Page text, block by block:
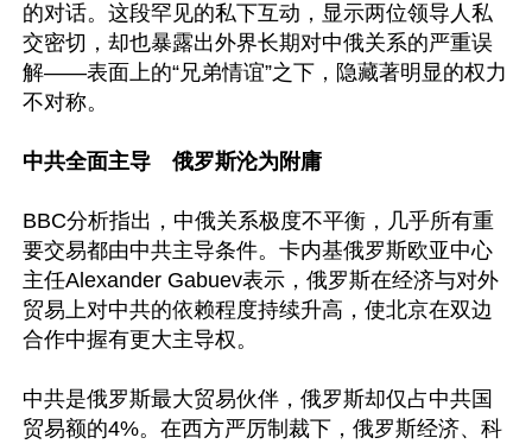
的对话。这段罕见的私下互动，显示两位领导人私
交密切，却也暴露出外界长期对中俄关系的严重误
解——表面上的“兄弟情谊”之下，隐藏著明显的权力
不对称。
中共全面主导　俄罗斯沦为附庸
BBC分析指出，中俄关系极度不平衡，几乎所有重
要交易都由中共主导条件。卡内基俄罗斯欧亚中心
主任Alexander Gabuev表示，俄罗斯在经济与对外
贸易上对中共的依赖程度持续升高，使北京在双边
合作中握有更大主导权。
中共是俄罗斯最大贸易伙伴，俄罗斯却仅占中共国
贸易额的4%。在西方严厉制裁下，俄罗斯经济、科